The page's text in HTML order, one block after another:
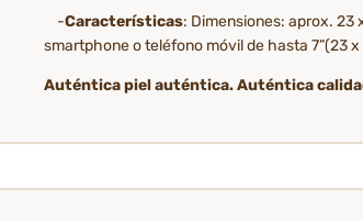
-Características: Dimensiones: aprox. 23
smartphone o teléfono móvil de hasta 7”(23 x
Auténtica piel auténtica. Auténtica